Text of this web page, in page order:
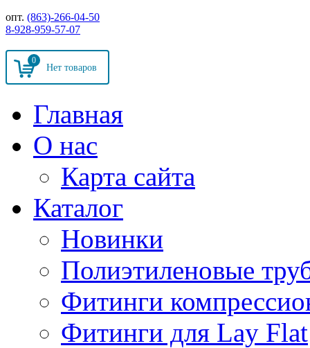
опт. (863)-266-04-50
8-928-959-57-07
0
Главная
О нас
Карта сайта
Каталог
Новинки
Полиэтиленовые
Фитинги
Фитинги для Lay Flat